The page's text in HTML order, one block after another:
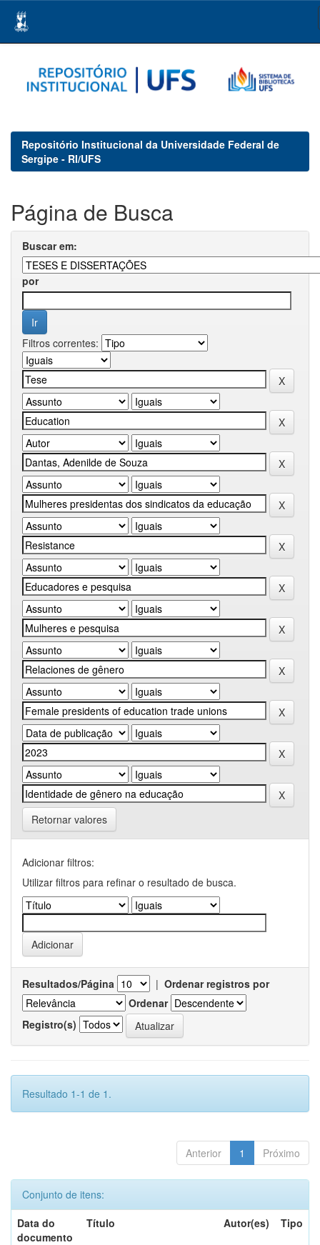
navigation
Repositório Institucional da Universidade Federal de
Sergipe - RI/UFS
Página de Busca
Buscar em:
por
Filtros correntes:
Retornar valores
Adicionar filtros:
Utilizar filtros para refinar o resultado de busca.
Resultados/Página | Ordenar registros por
Ordenar
Registro(s)
Resultado 1-1 de 1.
Anterior 1 Próximo
Conjunto de itens:
Data do
documento
Título Autor(es) Tipo